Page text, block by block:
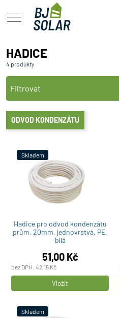
HADICE
4 produkty
Filtrovat
ODVOD KONDENZÁTU
Skladem
Hadice pro odvod kondenzátu
prům. 20mm, jednovrstvá, PE,
bílá
51,00 Kč
bez DPH: 42,15 Kč
Počet
produktů
Vložit
Skladem